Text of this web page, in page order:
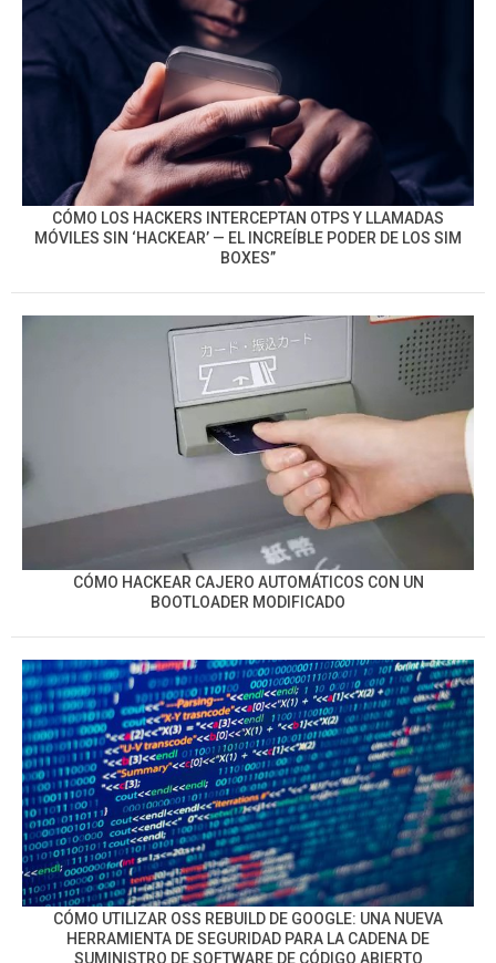
CÓMO LOS HACKERS INTERCEPTAN OTPS Y LLAMADAS
MÓVILES SIN ‘HACKEAR’ — EL INCREÍBLE PODER DE LOS SIM
BOXES”
CÓMO HACKEAR CAJERO AUTOMÁTICOS CON UN
BOOTLOADER MODIFICADO
CÓMO UTILIZAR OSS REBUILD DE GOOGLE: UNA NUEVA
HERRAMIENTA DE SEGURIDAD PARA LA CADENA DE
SUMINISTRO DE SOFTWARE DE CÓDIGO ABIERTO